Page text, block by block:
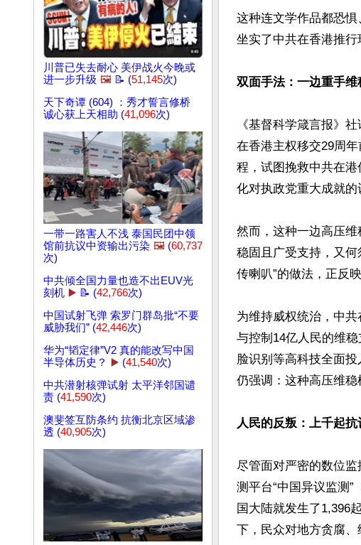
川普已失去耐心 美伊战火今晚或
进一步升级 🖼️ 📝 (51,145次)
天下奇谭 (604) ：秀才誓言修桥
诚心获上天相助 (41,096次)
一带一路害人不浅 泰国民团中领
馆前抗议中资输出污染 🖼️ (60,737
次)
中共倾全国力量也造不出EUV光
刻机 ▶️ 📝 (42,766次)
中国试射飞弹 索罗门群岛批“不要
威胁我们” (42,446次)
华为“韬定律”V2 真的能改写中国
半导体历史？
▶️ (41,540次)
中共潜射核弹试射 太平洋邻国谴
责 (41,590次)
澳斐签互防条约 抗衡北京区域渗
透 (40,905次)
这种连文学作品都恐
坐实了中共在香港推行
双面手法：一边重手
《基督科学箴言报》
在香港主权移交29周
程，试图挽救中共在
化对执政党重大成就的
然而，这种一边高压
稳固且广受支持，又
传喇叭”的做法，正反
为维持威权统治，中
与控制14亿人民的维
脸识别等高科技全面投
仍强调：这种高压维稳
人民的反叛：上千起
尽管面对严密的数位
测平台“中国异议监测
国大陆就发生了1,396
下，民众对地方贪腐、